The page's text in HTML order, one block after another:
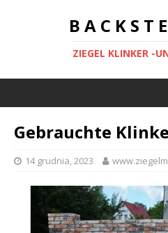
B A C K S T
ZIEGEL KLINKER -
Gebrauchte
14 grudnia, 2023